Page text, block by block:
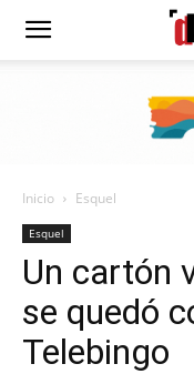
Diario
Portada
Inicio Esquel
Esquel
Un cartón
se quedó
Telebingo